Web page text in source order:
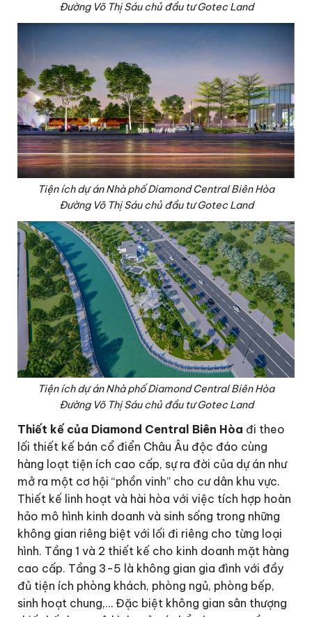
Đường Võ Thị Sáu chủ đầu tư Gotec Land
Tiện ích dự án Nhà phố Diamond Central Biên Hòa
Đường Võ Thị Sáu chủ đầu tư Gotec Land
Tiện ích dự án Nhà phố Diamond Central Biên Hòa
Đường Võ Thị Sáu chủ đầu tư Gotec Land
Thiết kế của Diamond Central Biên Hòa đi theo
lối thiết kế bán cổ điển Châu Âu độc đáo cùng
hàng loạt tiện ích cao cấp, sự ra đời của dự án như
mở ra một cơ hội “phồn vinh” cho cư dân khu vực.
Thiết kế linh hoạt và hài hòa với việc tích hợp hoàn
hảo mô hình kinh doanh và sinh sống trong những
không gian riêng biệt với lối đi riêng cho từng loại
hình. Tầng 1 và 2 thiết kế cho kinh doanh mặt hàng
cao cấp. Tầng 3-5 là không gian gia đình với đầy
đủ tiện ích phòng khách, phòng ngủ, phòng bếp,
sinh hoạt chung,… Đặc biệt không gian sân thượng